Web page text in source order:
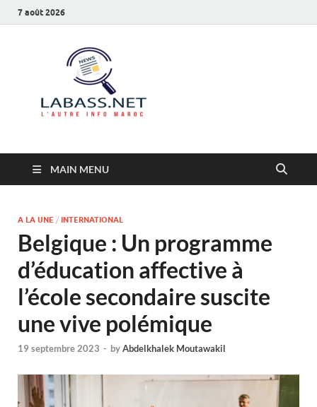
7 août 2026
MAIN MENU
A LA UNE / INTERNATIONAL
Belgique : Un programme
d’éducation affective à
l’école secondaire suscite
une vive polémique
19 septembre 2023 - byAbdelkhalek Moutawakil